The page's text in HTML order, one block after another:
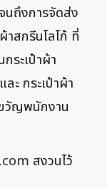
นถึงการจัดส่ง
าสกรีนโลโก้ ที่
ระเป๋าผ้า
ะ กระเป๋าผ้า
วัญพนักงาน
สงวนไว้